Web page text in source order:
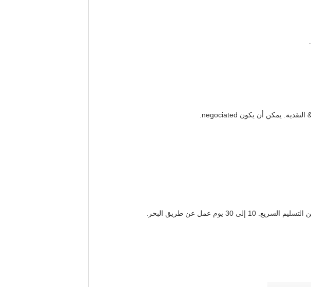
يمكن أن يكون negociated.
10 إلى 30 يوم عمل عن طريق البحر.